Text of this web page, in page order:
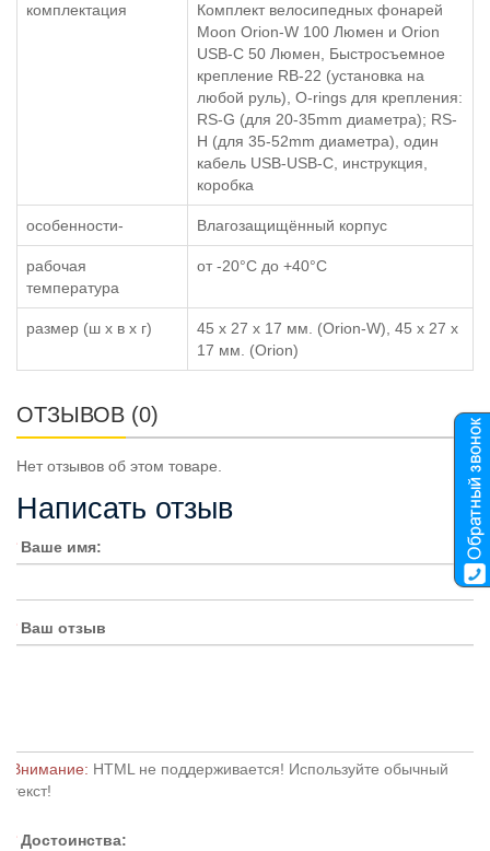
комплектация
Комплект велосипедных фонарей
Moon Orion-W 100 Люмен и Orion
USB-C 50 Люмен, Быстросъемное
крепление RB-22 (установка на
любой руль), O-rings для крепления:
RS-G (для 20-35mm диаметра); RS-
H (для 35-52mm диаметра), один
кабель USB-USB-С, инструкция,
коробка
особенности- Влагозащищённый корпус
рабочая
температура
от -20°C до +40°C
размер (ш x в x г)
45 x 27 x 17 мм. (Orion-W), 45 x 27 x
17 мм. (Orion)
ОТЗЫВОВ (0)
Нет отзывов об этом товаре.
Написать отзыв
Ваше имя:
Ваш отзыв
Внимание: HTML не поддерживается! Используйте обычный
текст!
Достоинства: